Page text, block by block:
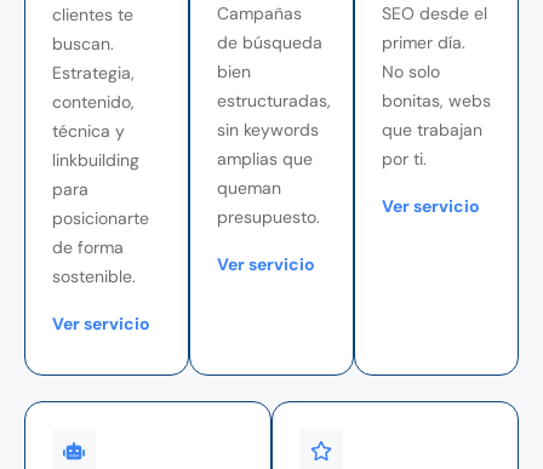
clientes te
buscan.
Estrategia,
contenido,
técnica y
linkbuilding
para
posicionarte
de forma
sostenible.
Ver servicio
Campañas
de búsqueda
bien
estructuradas,
sin keywords
amplias que
queman
presupuesto.
Ver servicio
SEO desde el
primer día.
No solo
bonitas, webs
que trabajan
por ti.
Ver servicio